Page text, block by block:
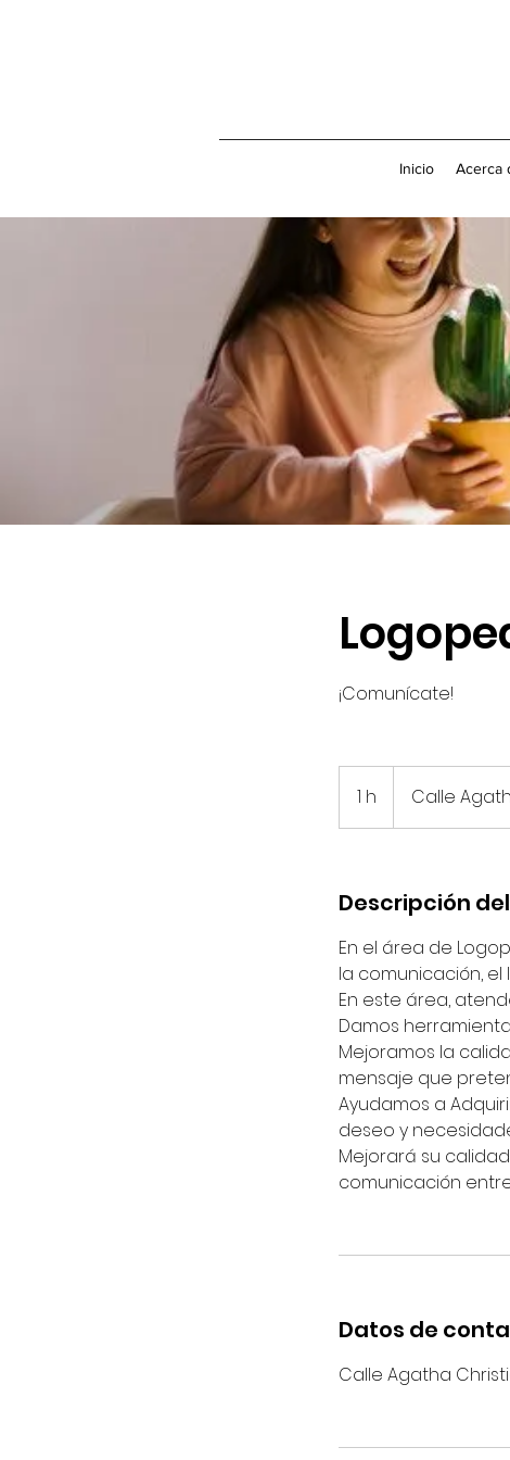
Inicio Acerca
¡Comunícate!
1 h Calle
Descripción
En el área de
la comunicación, el
En este área,
Damos
Mejoramos la
mensaje que
Ayudamos a
deseo y
Mejorará su
comunicación
Datos de
Calle Agatha